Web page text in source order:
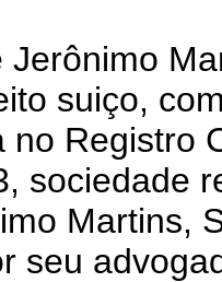
Jerônimo
suiço,
no Registro
sociedade
Martins,
seu